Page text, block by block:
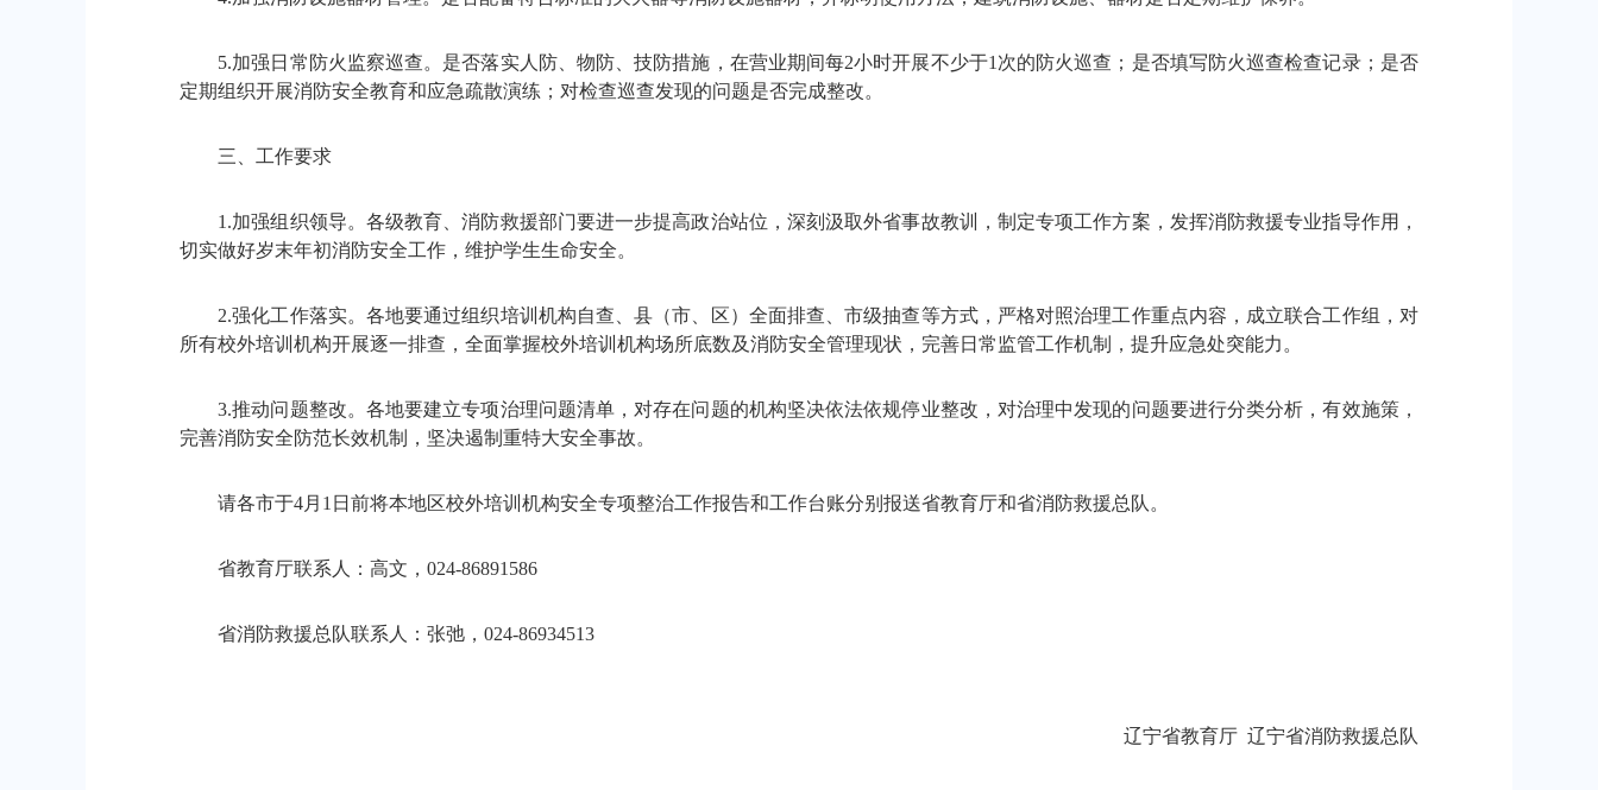
5.加强日常防火监察巡查。是否落实人防、物防、技防措施，在营业期间每2小时开展不少于1次的防火巡查；是否填写防火巡查检查记录；是否
定期组织开展消防安全教育和应急疏散演练；对检查巡查发现的问题是否完成整改。
三、工作要求
1.加强组织领导。各级教育、消防救援部门要进一步提高政治站位，深刻汲取外省事故教训，制定专项工作方案，发挥消防救援专业指导作用，
切实做好岁末年初消防安全工作，维护学生生命安全。
2.强化工作落实。各地要通过组织培训机构自查、县（市、区）全面排查、市级抽查等方式，严格对照治理工作重点内容，成立联合工作组，对
所有校外培训机构开展逐一排查，全面掌握校外培训机构场所底数及消防安全管理现状，完善日常监管工作机制，提升应急处突能力。
3.推动问题整改。各地要建立专项治理问题清单，对存在问题的机构坚决依法依规停业整改，对治理中发现的问题要进行分类分析，有效施策，
完善消防安全防范长效机制，坚决遏制重特大安全事故。
请各市于4月1日前将本地区校外培训机构安全专项整治工作报告和工作台账分别报送省教育厅和省消防救援总队。
省教育厅联系人：高文，024-86891586
省消防救援总队联系人：张弛，024-86934513
辽宁省教育厅 辽宁省消防救援总队